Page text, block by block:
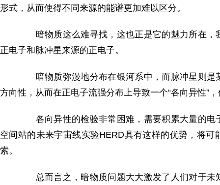
形式，从而使得不同来源的能谱更加难以区分。
暗物质这么难寻找，这也正是它的魅力所在，
正电子和脉冲星来源的正电子。
暗物质弥漫地分布在银河系中，而脉冲星则是
方向性，从而在正电子流强分布上导致一个“各向异性”
各向异性的检验非常困难，需要积累大量的电
空间站的未来宇宙线实验HERD具有这样的优势，将
索。
总而言之，暗物质问题大大激发了人们对于未